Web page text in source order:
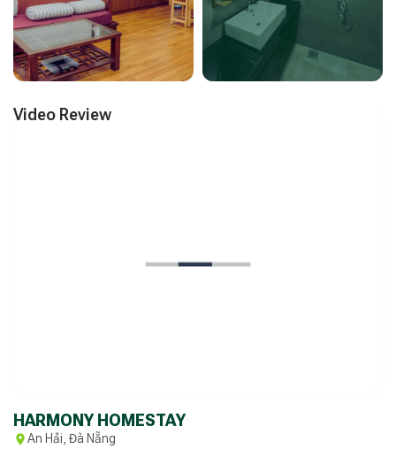
Video Review
HARMONY HOMESTAY
An Hải, Đà Nẵng